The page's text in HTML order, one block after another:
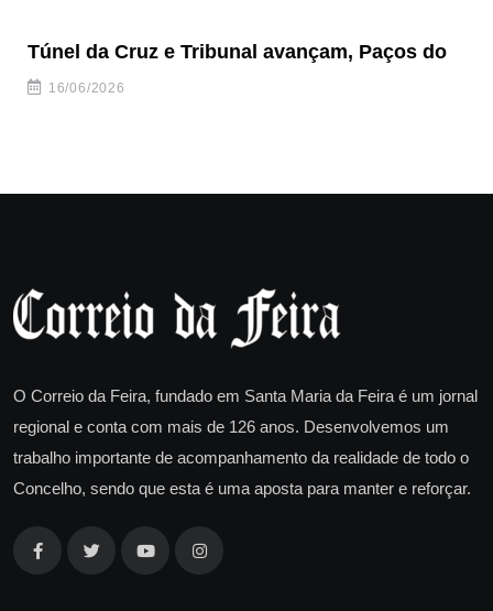
Túnel da Cruz e Tribunal avançam, Paços do
16/06/2026
O Correio da Feira, fundado em Santa Maria da Feira é um jornal
regional e conta com mais de 126 anos. Desenvolvemos um
trabalho importante de acompanhamento da realidade de todo o
Concelho, sendo que esta é uma aposta para manter e reforçar.